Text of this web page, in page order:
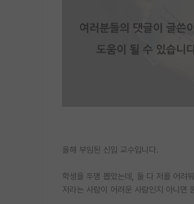
올해 부임된 신입 교수입니다.
학생을 두명 뽑았는데, 둘 다 저를 어려워
저라는 사람이 어려운 사람인지 아니면